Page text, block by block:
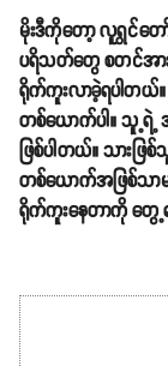
မိုးဒီကိုတော့ လူရွှင်တ
ပရိသတ်တွေ စတင်အား
ရိုက်ကူးလာခဲ့ရပါတယ်။
တစ်ယောက်ပါ။ သူ့ရဲ့
ဖြစ်ပါတယ်။ သားဖ
တစ်ယောက်အဖြစ်သာ
ရိုက်ကူးနေတာကို တွေ့